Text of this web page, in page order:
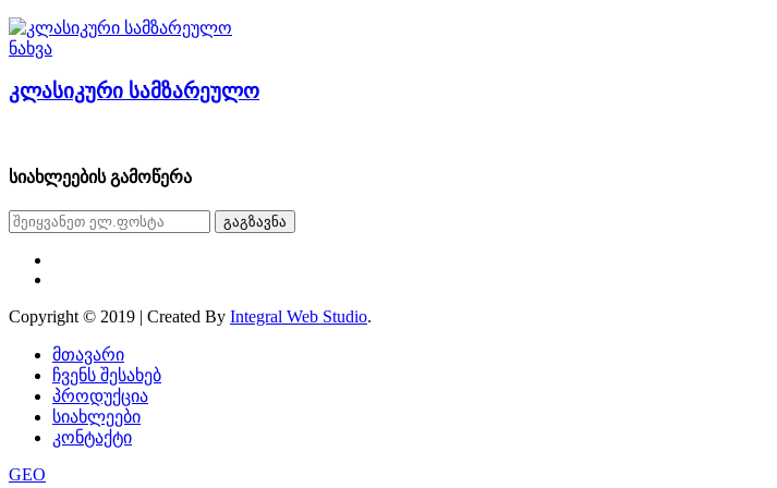
ნახვა
კლასიკური სამზარეულო
სიახლეების გამოწერა
გაგზავნა
Copyright © 2019 | Created By Integral Web Studio.
მთავარი
ჩვენს შესახებ
პროდუქცია
სიახლეები
კონტაქტი
GEO